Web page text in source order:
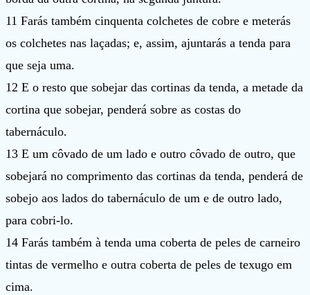
11 Farás também cinquenta colchetes de cobre e meterás
os colchetes nas laçadas; e, assim, ajuntarás a tenda para
que seja uma.
12 E o resto que sobejar das cortinas da tenda, a metade da
cortina que sobejar, penderá sobre as costas do
tabernáculo.
13 E um côvado de um lado e outro côvado de outro, que
sobejará no comprimento das cortinas da tenda, penderá de
sobejo aos lados do tabernáculo de um e de outro lado,
para cobri-lo.
14 Farás também à tenda uma coberta de peles de carneiro
tintas de vermelho e outra coberta de peles de texugo em
cima.